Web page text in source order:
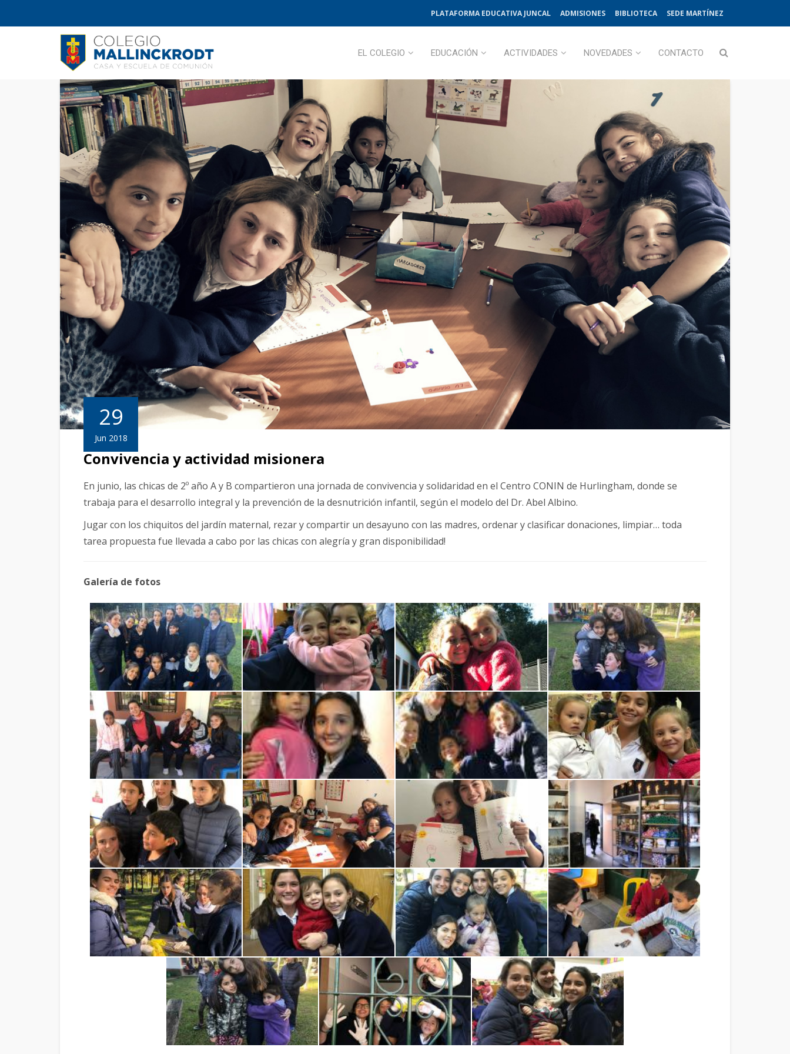
PLATAFORMA EDUCATIVA JUNCAL ADMISIONES BIBLIOTECA SEDE MARTÍNEZ
EL COLEGIO EDUCACIÓN ACTIVIDADES NOVEDADES CONTACTO
29
Jun 2018
Convivencia y actividad misionera
En junio, las chicas de 2º año A y B compartieron una jornada de convivencia y solidaridad en el Centro CONIN de Hurlingham, donde se
trabaja para el desarrollo integral y la prevención de la desnutrición infantil, según el modelo del Dr. Abel Albino.
Jugar con los chiquitos del jardín maternal, rezar y compartir un desayuno con las madres, ordenar y clasificar donaciones, limpiar… toda
tarea propuesta fue llevada a cabo por las chicas con alegría y gran disponibilidad!
Galería de fotos